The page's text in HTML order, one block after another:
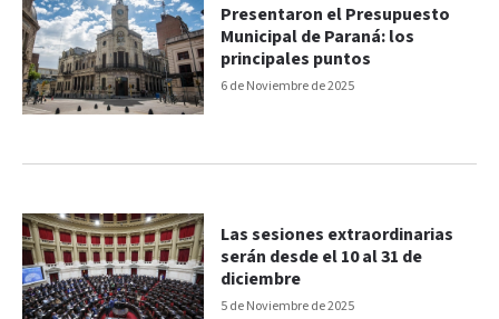
6 de Noviembre de 2025
Presentaron el Presupuesto
Municipal de Paraná: los
principales puntos
5 de Noviembre de 2025
Las sesiones extraordinarias
serán desde el 10 al 31 de
diciembre